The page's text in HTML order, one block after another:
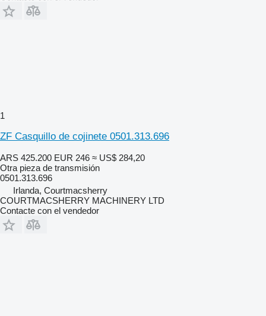
1
ZF Casquillo de cojinete 0501.313.696
ARS 425.200 EUR 246 ≈ US$ 284,20
Otra pieza de transmisión
0501.313.696
Irlanda, Courtmacsherry
COURTMACSHERRY MACHINERY LTD
Contacte con el vendedor